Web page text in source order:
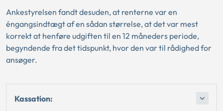
Ankestyrelsen fandt desuden, at renterne var en
éngangsindtægt af en sådan størrelse, at det var mest
korrekt at henføre udgiften til en 12 måneders periode,
begyndende fra det tidspunkt, hvor den var til rådighed for
ansøger.
Kassation: